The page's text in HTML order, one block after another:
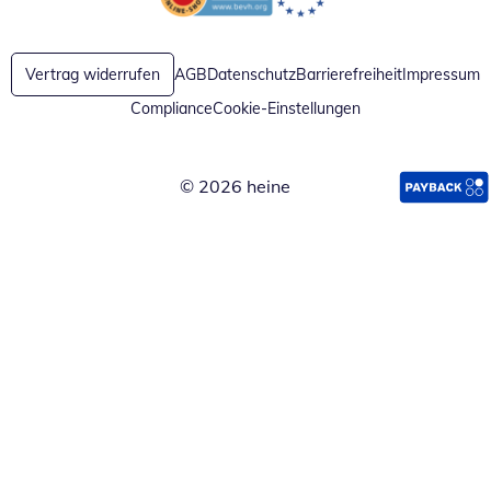
Öffnet in neuem FensterÖffnet in neuem Fenster
Vertrag widerrufen AGBDatenschutzBarrierefreiheitImpressum
ComplianceCookie-Einstellungen
© 2026 heine